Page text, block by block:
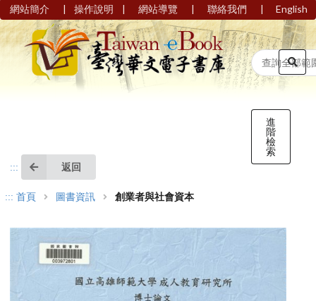
網站簡介 | 操作說明 | 網站導覽 | 聯絡我們 | English
進
階
檢
索
::: 返回
::: 首頁 圖書資訊 創業者與社會資本